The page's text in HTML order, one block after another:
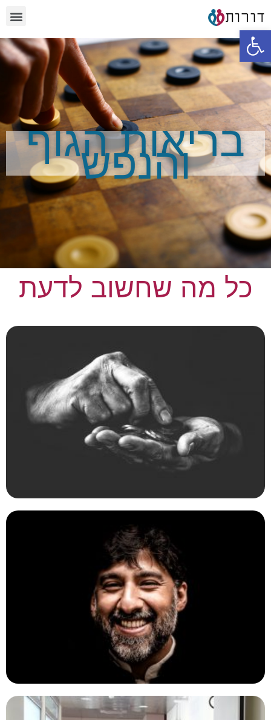
פתח סרגל נגישות
בריאות הגוף
והנפש
כל מה שחשוב לדעת